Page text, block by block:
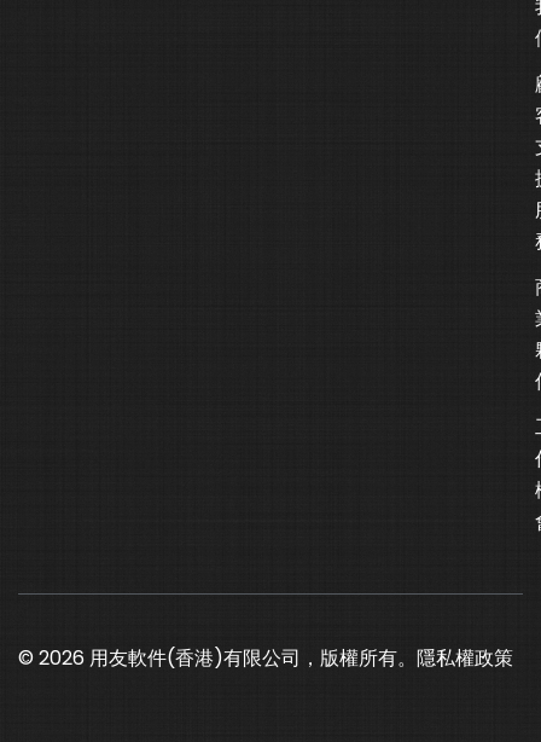
© 2026 用友軟件(香港)有限公司，版權所有。 隱私權政策